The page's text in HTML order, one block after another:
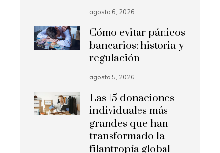
agosto 6, 2026
Cómo evitar pánicos
bancarios: historia y
regulación
agosto 5, 2026
Las 15 donaciones
individuales más
grandes que han
transformado la
filantropía global